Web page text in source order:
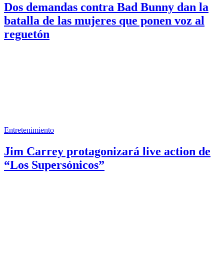
Dos demandas contra Bad Bunny dan la
batalla de las mujeres que ponen voz al
reguetón
Entretenimiento
Jim Carrey protagonizará live action de
“Los Supersónicos”